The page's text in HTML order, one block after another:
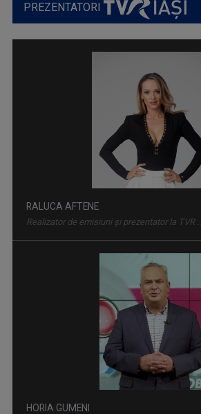
Emisiune bilunară în care muzica vorbeşte
ACCENT REGIONAL
Emisiune de dezbateri pe teme sociale și de ...
PREZENTATORI
RALUCA AFTENE
Realizator de emisiuni şi prezentator la TVR ...
HORIA GUMENI